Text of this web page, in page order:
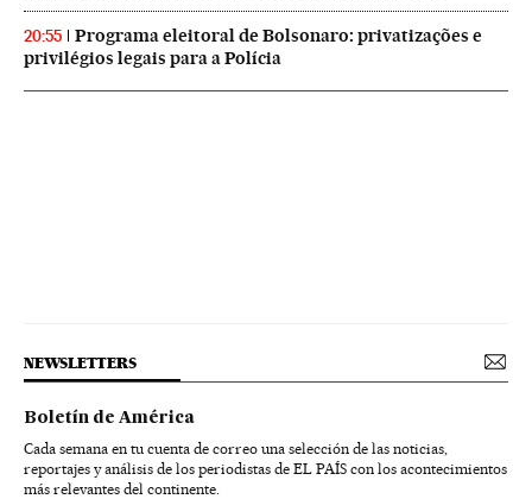
20:55
Programa eleitoral de Bolsonaro: privatizações e
privilégios legais para a Polícia
NEWSLETTERS
Boletín de América
Cada semana en tu cuenta de correo una selección de las noticias,
reportajes y análisis de los periodistas de EL PAÍS con los acontecimientos
más relevantes del continente.